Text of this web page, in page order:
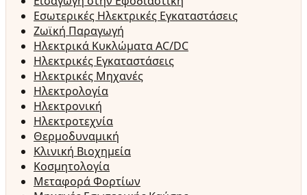
Εσωτερικές Ηλεκτρικές Εγκαταστάσεις
Ζωϊκή Παραγωγή
Ηλεκτρικά Κυκλώματα AC/DC
Ηλεκτρικές Εγκαταστάσεις
Ηλεκτρικές Μηχανές
Ηλεκτρολογία
Ηλεκτρονική
Ηλεκτροτεχνία
Θερμοδυναμική
Κλινική Βιοχημεία
Κοσμητολογία
Μεταφορά Φορτίων